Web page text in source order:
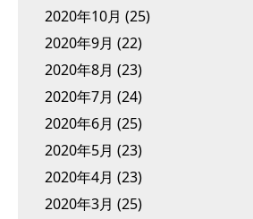
2020年10月 (25)
2020年9月 (22)
2020年8月 (23)
2020年7月 (24)
2020年6月 (25)
2020年5月 (23)
2020年4月 (23)
2020年3月 (25)